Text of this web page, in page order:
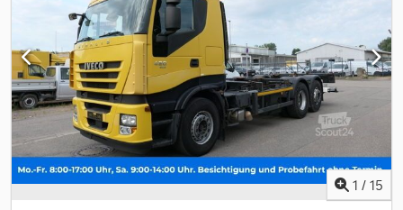
pianale ribassabile a livello del suolo, disponibile in opzione e
perfettamente funzionante. Ideale per il trasporto di macchinari.
Dsdpfozi Tkrjx Ap Aock
1 / 15